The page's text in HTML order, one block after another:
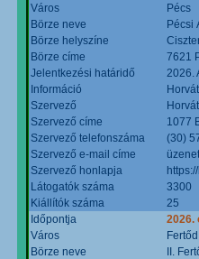
Város
Pécs
Börze neve
Pécsi
Börze helyszíne
Börze címe
7621
Jelentkezési határidő
2026.
Információ
Szervező
Szervező címe
1077
Szervező telefonszáma
(30)
Szervező e-mail címe
Szervező honlapja
Látogatók száma
3300
Kiállítók száma
25
Időpontja
2026.
Város
Fertőd
Börze neve
II.